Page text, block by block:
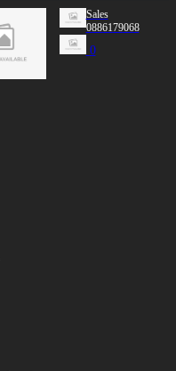
Sales
0886179068
0